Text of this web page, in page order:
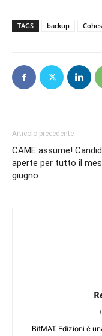
TAGS backup
Articolo precedente
CAME assume!
aperte per tutto il
giugno
BitMAT Edizioni è